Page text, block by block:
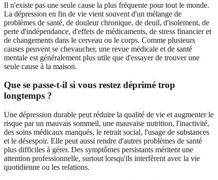
Il n'existe pas une seule cause la plus fréquente pour tout le monde.
La dépression en fin de vie vient souvent d'un mélange de
problèmes de santé, de douleur chronique, de deuil, d'isolement, de
perte d'indépendance, d'effets de médicaments, de stress financier et
de changements dans le cerveau ou le corps. Comme plusieurs
causes peuvent se chevaucher, une revue médicale et de santé
mentale est généralement plus utile que d'essayer de trouver une
seule cause à la maison.
Que se passe-t-il si vous restez déprimé trop
longtemps ?
Une dépression durable peut réduire la qualité de vie et augmenter le
risque par un mauvais sommeil, une mauvaise nutrition, l'inactivité,
des soins médicaux manqués, le retrait social, l'usage de substances
et le désespoir. Elle peut aussi rendre d'autres problèmes de santé
plus difficiles à gérer. Des symptômes persistants méritent une
attention professionnelle, surtout lorsqu'ils interfèrent avec la vie
quotidienne ou les relations.